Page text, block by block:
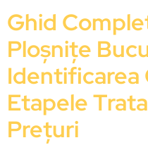
Ghid
Ploșnițe
Identificarea
Etapele
Prețuri